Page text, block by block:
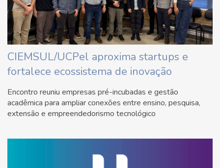
CIEMSUL/UCPel aproxima startups e
fortalece ecossistema de inovação
Encontro reuniu empresas pré-incubadas e gestão
acadêmica para ampliar conexões entre ensino, pesquisa,
extensão e empreendedorismo tecnológico